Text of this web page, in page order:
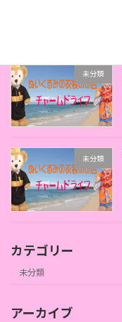
未分類
未分類
カテゴリー
未分類
アーカイブ